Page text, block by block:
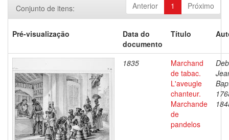
Anterior 1 Próximo
Conjunto de itens:
Pré-visualização
Data do
documento
Título
1835
Marchand
de tabac.
L'aveugle
chanteur.
Marchande
de
pandelos